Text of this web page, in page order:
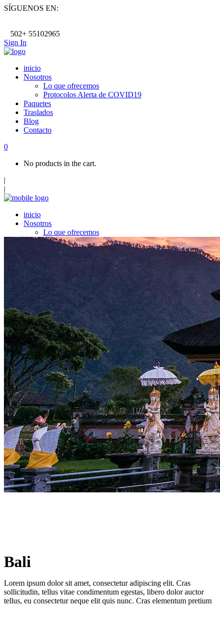
SÍGUENOS EN:
502+ 55102965
Sign In
inicio
Nosotros
Lo que ofrecemos
Protocolos Alerta de COVID19
Paquetes
Traslados
Blog
Contacto
0
No products in the cart.
|
|
inicio
Nosotros
Lo que ofrecemos
Protocolos Alerta de COVID19
Blog
Bali
Lorem ipsum dolor sit amet, consectetur adipiscing elit. Cras
sollicitudin, tellus vitae condimentum egestas, libero dolor auctor
tellus, eu consectetur neque elit quis nunc. Cras elementum pretium